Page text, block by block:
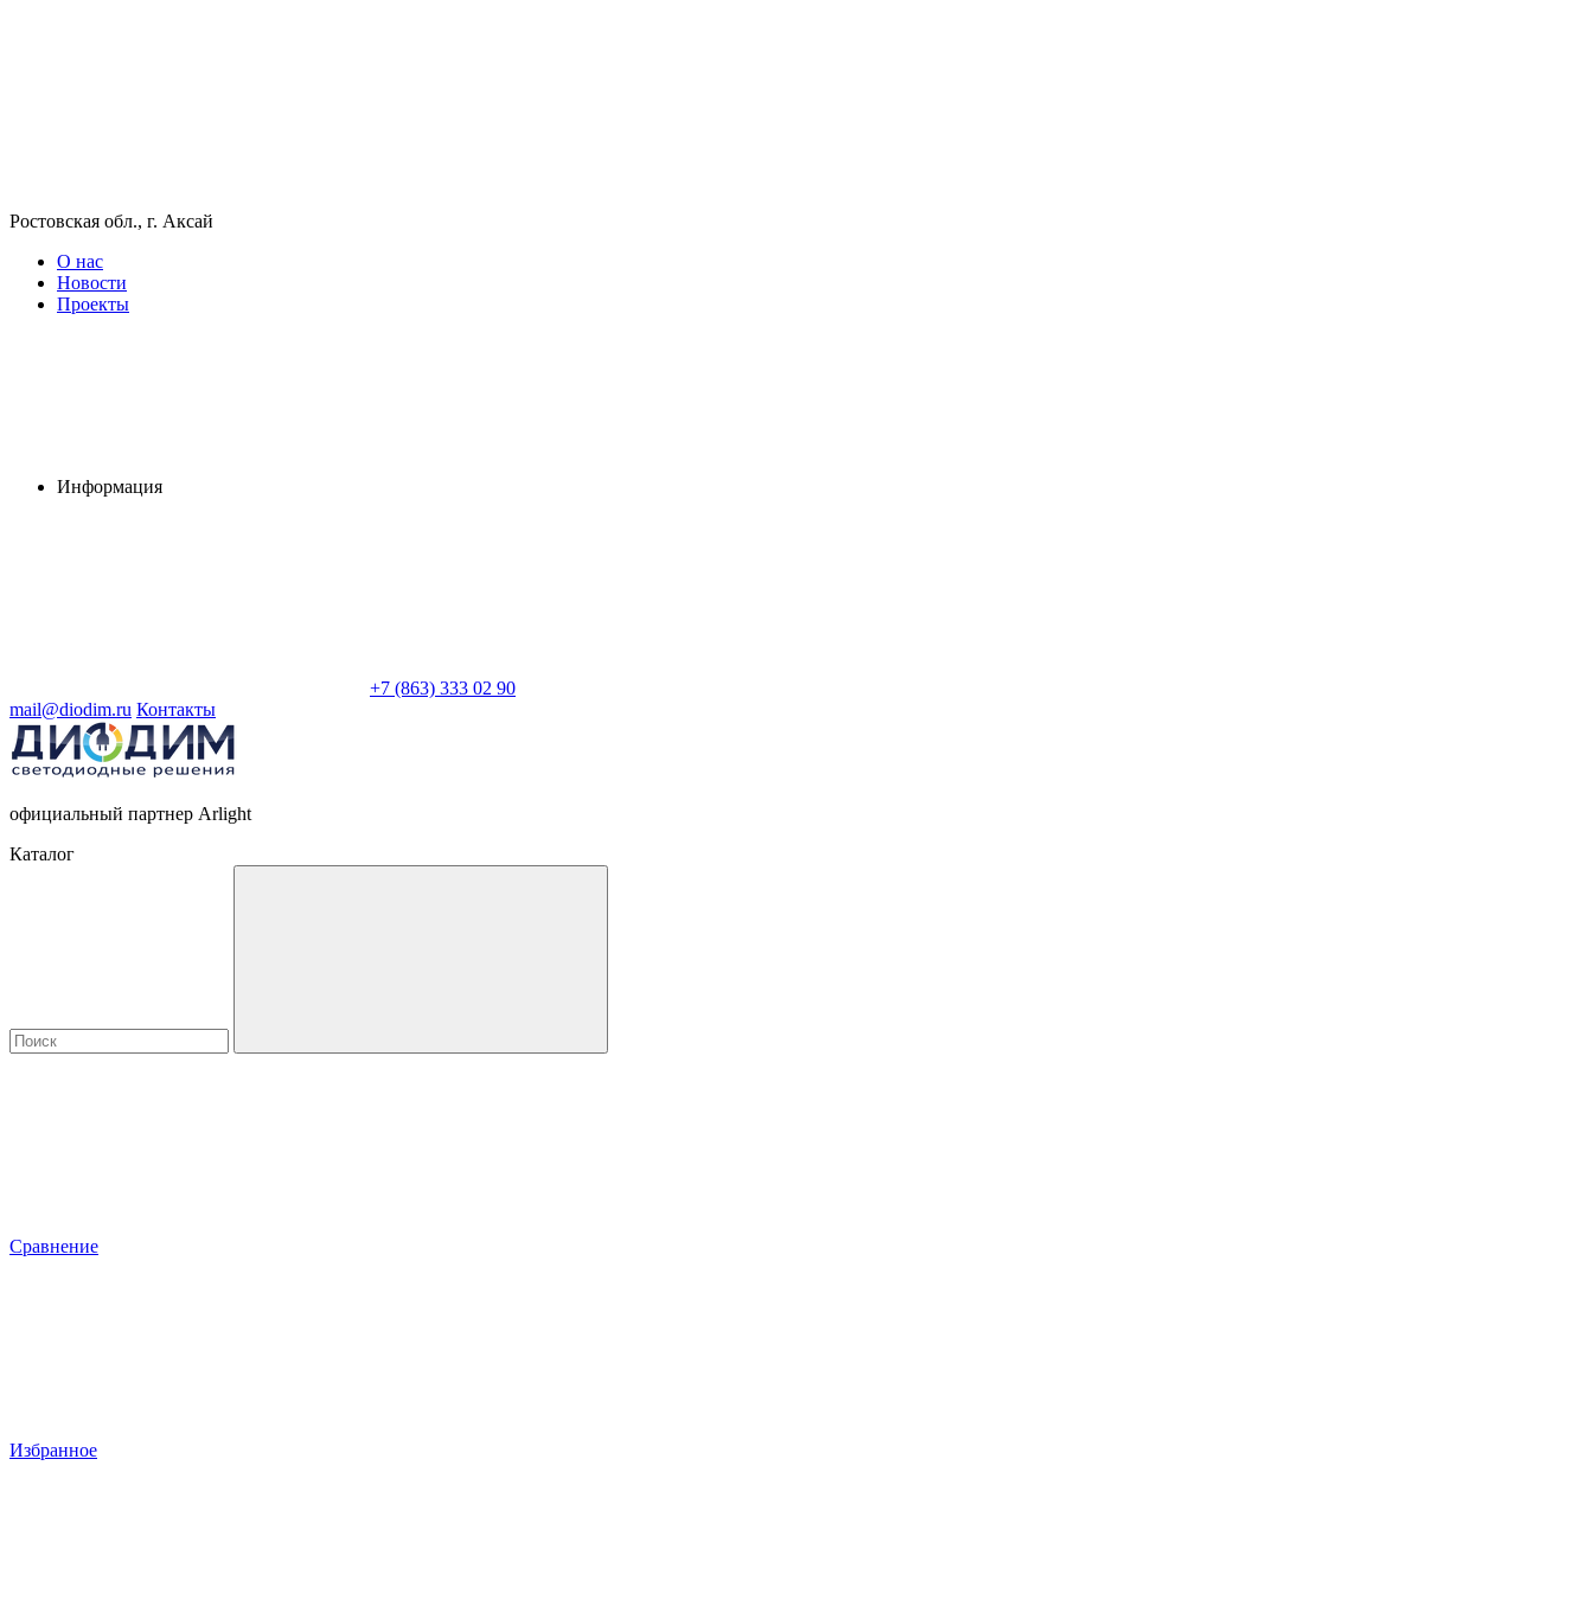
Ростовская обл., г. Аксай
О нас
Новости
Проекты
Информация
+7 (863) 333 02 90
mail@diodim.ru Контакты
официальный партнер Arlight
Каталог
Сравнение
Избранное